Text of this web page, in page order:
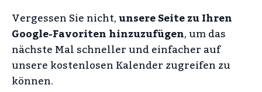
Vergessen Sie nicht,unsere Seite zu Ihren
Google-Favoriten hinzuzufügen, um das
nächste Mal schneller und einfacher auf
unsere kostenlosen Kalender zugreifen zu
können.